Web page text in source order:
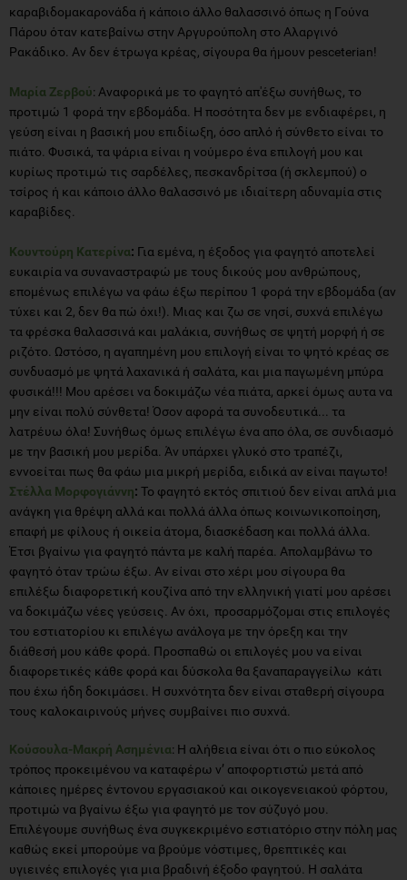
καραβιδομακαρονάδα ή κάποιο άλλο θαλασσινό όπως η Γούνα
Πάρου όταν κατεβαίνω στην Αργυρούπολη στο Αλαργινό
Ρακάδικο. Αν δεν έτρωγα κρέας, σίγουρα θα ήμουν pesceterian!
Μαρία Ζερβού: Αναφορικά με το φαγητό απ'έξω συνήθως, το
προτιμώ 1 φορά την εβδομάδα. Η ποσότητα δεν με ενδιαφέρει, η
γεύση είναι η βασική μου επιδίωξη, όσο απλό ή σύνθετο είναι το
πιάτο. Φυσικά, τα ψάρια είναι η νούμερο ένα επιλογή μου και
κυρίως προτιμώ τις σαρδέλες, πεσκανδρίτσα (ή σκλεμπού) ο
τσίρος ή και κάποιο άλλο θαλασσινό με ιδιαίτερη αδυναμία στις
καραβίδες.
Κουντούρη Κατερίνα: Για εμένα, η έξοδος για φαγητό αποτελεί
ευκαιρία να συναναστραφώ με τους δικούς μου ανθρώπους,
επομένως επιλέγω να φάω έξω περίπου 1 φορά την εβδομάδα (αν
τύχει και 2, δεν θα πώ όχι!). Μιας και ζω σε νησί, συχνά επιλέγω
τα φρέσκα θαλασσινά και μαλάκια, συνήθως σε ψητή μορφή ή σε
ριζότο. Ωστόσο, η αγαπημένη μου επιλογή είναι το ψητό κρέας σε
συνδυασμό με ψητά λαχανικά ή σαλάτα, και μια παγωμένη μπύρα
φυσικά!!! Μου αρέσει να δοκιμάζω νέα πιάτα, αρκεί όμως αυτα να
μην είναι πολύ σύνθετα! Όσον αφορά τα συνοδευτικά... τα
λατρέυω όλα! Συνήθως όμως επιλέγω ένα απο όλα, σε συνδιασμό
με την βασική μου μερίδα. Άν υπάρχει γλυκό στο τραπέζι,
εννοείται πως θα φάω μια μικρή μερίδα, ειδικά αν είναι παγωτο!
Στέλλα Μορφογιάννη: Το φαγητό εκτός σπιτιού δεν είναι απλά μια
ανάγκη για θρέψη αλλά και πολλά άλλα όπως κοινωνικοποίηση,
επαφή με φίλους ή οικεία άτομα, διασκέδαση και πολλά άλλα.
Έτσι βγαίνω για φαγητό πάντα με καλή παρέα. Απολαμβάνω το
φαγητό όταν τρώω έξω. Αν είναι στο χέρι μου σίγουρα θα
επιλέξω διαφορετική κουζίνα από την ελληνική γιατί μου αρέσει
να δοκιμάζω νέες γεύσεις. Αν όχι, προσαρμόζομαι στις επιλογές
του εστιατορίου κι επιλέγω ανάλογα με την όρεξη και την
διάθεσή μου κάθε φορά. Προσπαθώ οι επιλογές μου να είναι
διαφορετικές κάθε φορά και δύσκολα θα ξαναπαραγγείλω κάτι
που έχω ήδη δοκιμάσει. Η συχνότητα δεν είναι σταθερή σίγουρα
τους καλοκαιρινούς μήνες συμβαίνει πιο συχνά.
Κούσουλα-Μακρή Ασημένια: Η αλήθεια είναι ότι ο πιο εύκολος
τρόπος προκειμένου να καταφέρω ν’ αποφορτιστώ μετά από
κάποιες ημέρες έντονου εργασιακού και οικογενειακού φόρτου,
προτιμώ να βγαίνω έξω για φαγητό με τον σύζυγό μου.
Επιλέγουμε συνήθως ένα συγκεκριμένο εστιατόριο στην πόλη μας
καθώς εκεί μπορούμε να βρούμε νόστιμες, θρεπτικές και
υγιεινές επιλογές για μια βραδινή έξοδο φαγητού. Η σαλάτα